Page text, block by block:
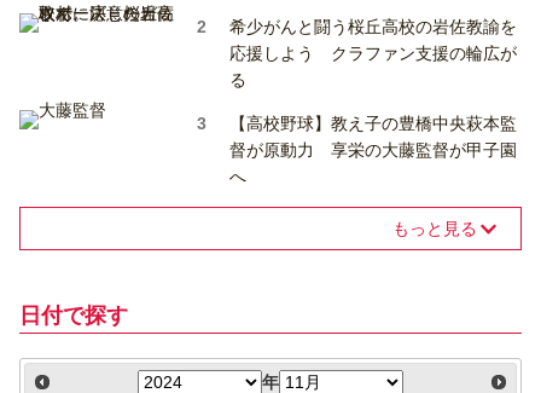
希少がんと闘う桜丘高校の岩佐教諭を
応援しよう クラファン支援の輪広が
る
【高校野球】教え子の豊橋中央萩本監
督が原動力 享栄の大藤監督が甲子園
へ
もっと見る
日付で探す
年